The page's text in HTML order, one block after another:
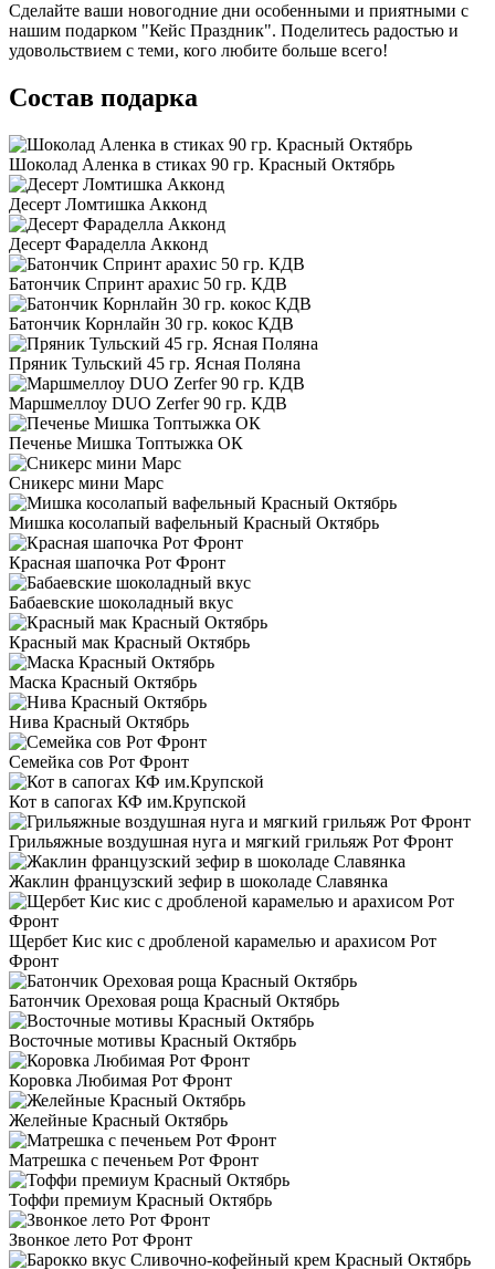
Сделайте ваши новогодние дни особенными и приятными с
нашим подарком "Кейс Праздник". Поделитесь радостью и
удовольствием с теми, кого любите больше всего!
Состав подарка
Шоколад Аленка в стиках 90 гр. Красный Октябрь
Десерт Ломтишка Акконд
Десерт Фараделла Акконд
Батончик Спринт арахис 50 гр. КДВ
Батончик Корнлайн 30 гр. кокос КДВ
Пряник Тульский 45 гр. Ясная Поляна
Маршмеллоу DUO Zerfer 90 гр. КДВ
Печенье Мишка Топтыжка ОК
Сникерс мини Марс
Мишка косолапый вафельный Красный Октябрь
Красная шапочка Рот Фронт
Бабаевские шоколадный вкус
Красный мак Красный Октябрь
Маска Красный Октябрь
Нива Красный Октябрь
Семейка сов Рот Фронт
Кот в сапогах КФ им.Крупской
Грильяжные воздушная нуга и мягкий грильяж Рот Фронт
Жаклин французский зефир в шоколаде Славянка
Щербет Кис кис с дробленой карамелью и арахисом Рот
Фронт
Батончик Ореховая роща Красный Октябрь
Восточные мотивы Красный Октябрь
Коровка Любимая Рот Фронт
Желейные Красный Октябрь
Матрешка с печеньем Рот Фронт
Тоффи премиум Красный Октябрь
Звонкое лето Рот Фронт